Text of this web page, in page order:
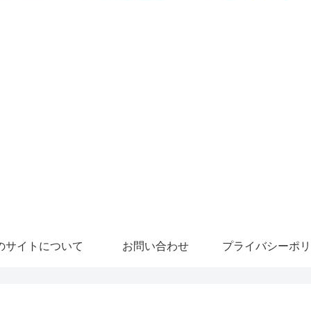
サイトについて お問い合わせ プライバシーポ